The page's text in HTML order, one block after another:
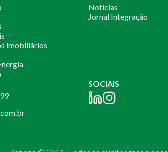
imobiliários
Notícias
Jornal Integração
SOCIAIS